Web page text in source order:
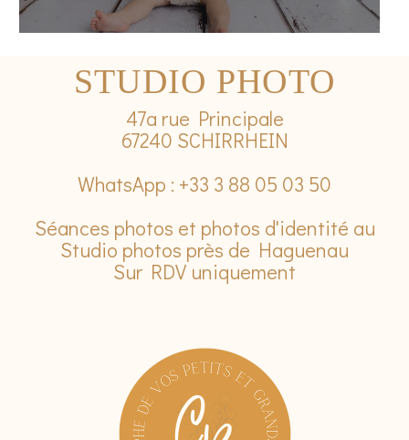
STUDIO PHOTO
47a rue Principale
67240 SCHIRRHEIN
WhatsApp : +33 3 88 05 03 50
Séances photos et photos d'identité au
Studio photos près de Haguenau
Sur RDV uniquement